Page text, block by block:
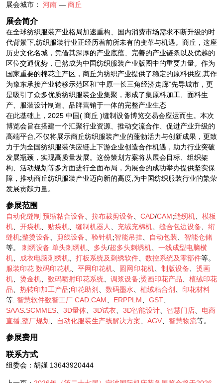
展会城市： 河南 — 商丘
展会简介
在全球纺织服装产业格局加速重构、国内消费市场需求不断升级的时
代背景下,纺织服装行业正经历着前所未有的变革与机遇。商丘，这座
历史文化名城，凭借其深厚的产业底蕴、完善的产业链条以及优越的
区位交通优势，已然成为中国纺织服装产业版图中的重要力量。作为
国家重要的棉花主产区，商丘为纺织产业提供了稳定的原料供应;其作
为豫东承接产业转移示范区和“中原一长三角经济走廊”先导城市，更
是吸引了众多优质纺织服装企业集聚，形成了集原料加工、面料生
产、服装设计制造、品牌营销于一体的完整产业生态
在此基础上，2025 中国( 商丘 )缝制设备博览交易会应运而生。本次
博览会旨在搭建一个汇聚行业资源、推动交流合作、促进产业升级的
高端平台,不仅将展示商丘纺织服装产业的蓬勃活力与创新成果，更致
力于为全国纺织服装供应链上下游企业创造合作机遇，助力行业突破
发展瓶颈，实现高质量发展。这份策划方案将从展会目标、组织架
构、活动规划等多方面进行全面布局，为展会的成功举办提供坚实保
障，推动商丘纺织服装产业迈向新的高度,为中国纺织服装行业的繁荣
发展贡献力量。
参展范围
自动化缝制 预缩粘合设备 拉布裁剪设备 CAD/CAM;缝纫机
模板
机
开袋机 贴袋机 缝制机器人 充绒充棉机 缝合包边设备
绗
缝机;整烫设备 剪线设备 验针机;智能吊挂 自动包装
智能仓储
等。 刺绣设备 单头刺绣机 多头/超多头刺绣机
一线成型电脑横
机
成衣电脑刺绣机 打板系统及刺绣软件 数控系统及零部件等。
服装印花 数码印花机 平网印花机 圆网印花机 制版设备
烫画
机
烫金机 数码喷射印花系统 调浆设备;烫画印花产品
植绒印花
品
热转印加工产品;印花助剂 数码墨水 植绒粘合剂
印花材料
等. 智慧软件数智工厂 CAD CAM ERPPLM GST
SAAS SCMMES 3D量体 3D试衣 3D智能设计 智慧门店
电商
直播;整厂规划 自动化服装生产线解决方案 AGV 智慧物流等。
参展费用
联系方式
组委会：胡嫤 13643920444